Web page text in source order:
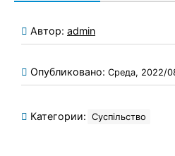
Автор: admin
Опубликовано: Среда, 2022/
Категории: Суспільство